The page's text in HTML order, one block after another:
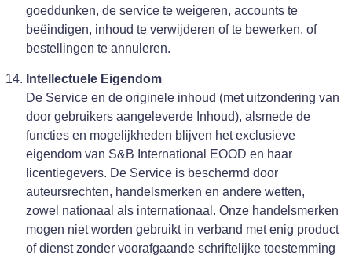
goeddunken, de service te weigeren, accounts te
beëindigen, inhoud te verwijderen of te bewerken, of
bestellingen te annuleren.
Intellectuele Eigendom
De Service en de originele inhoud (met uitzondering van
door gebruikers aangeleverde Inhoud), alsmede de
functies en mogelijkheden blijven het exclusieve
eigendom van S&B International EOOD en haar
licentiegevers. De Service is beschermd door
auteursrechten, handelsmerken en andere wetten,
zowel nationaal als internationaal. Onze handelsmerken
mogen niet worden gebruikt in verband met enig product
of dienst zonder voorafgaande schriftelijke toestemming